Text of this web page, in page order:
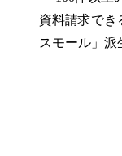
資料請求でき
スモール」派